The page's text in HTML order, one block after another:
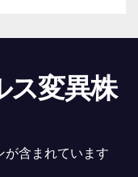
ス変異株
が含まれています